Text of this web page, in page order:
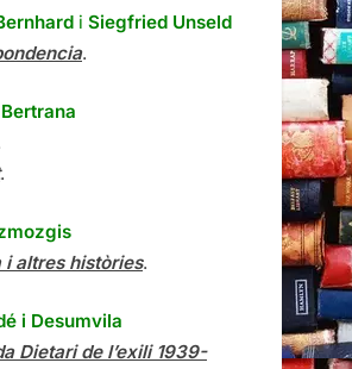
i Siegfried Unseld
.
.
i altres històries.
i Desumvila
Dietari de l’exili 1939-